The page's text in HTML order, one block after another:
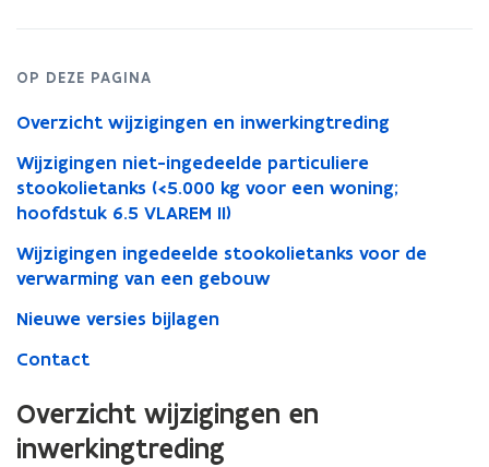
OP DEZE PAGINA
Overzicht wijzigingen en inwerkingtreding
Wijzigingen niet-ingedeelde particuliere
stookolietanks (<5.000 kg voor een woning;
hoofdstuk 6.5 VLAREM II)
Wijzigingen ingedeelde stookolietanks voor de
verwarming van een gebouw
Nieuwe versies bijlagen
Contact
Overzicht wijzigingen en
inwerkingtreding